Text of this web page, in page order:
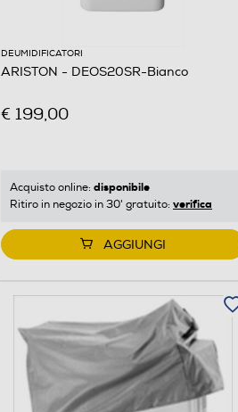
DEUMIDIFICATORI
ARISTON - DEOS20SR-Bianco
€ 199,00
Acquisto online: disponibile
Ritiro in negozio in 30' gratuito: verifica
AGGIUNGI